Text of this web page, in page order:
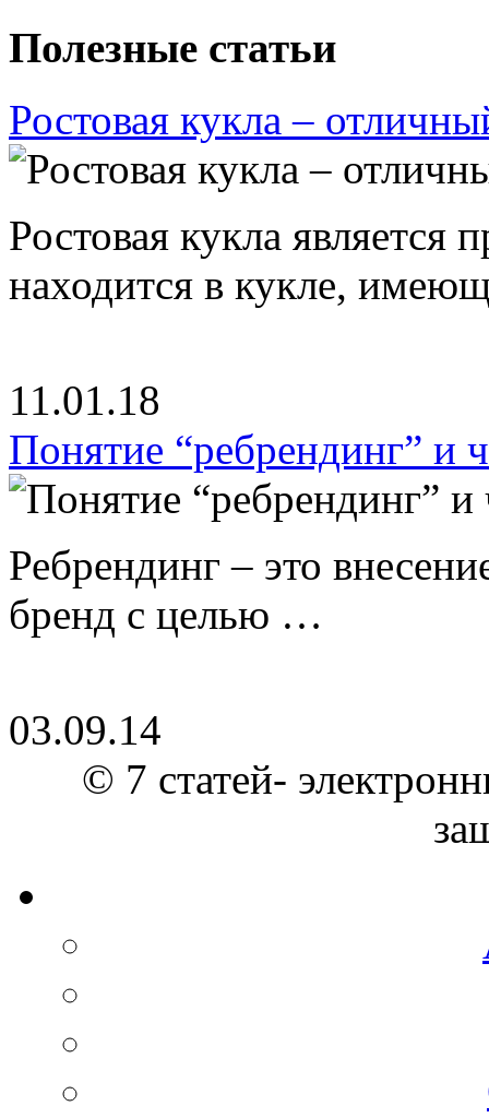
Полезные статьи
Ростовая кукла –
Ростовая кукла является
находится в кукле,
11.01.18
Понятие “ребрендинг” и
Ребрендинг – это
бренд с целью …
03.09.14
© 7 статей-